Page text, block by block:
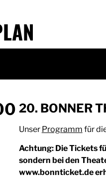
20. BONNER
Unser Programm für
Achtung: Die Tickets
sondern bei den
www.bonnticket.de